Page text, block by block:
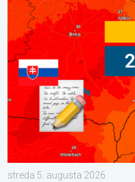
Bol prekonaný rekord
streda 5. augusta 2026